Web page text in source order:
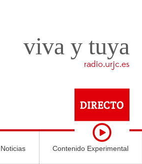
viva y tuya
radio.urjc.es
Noticias Contenido Experimental